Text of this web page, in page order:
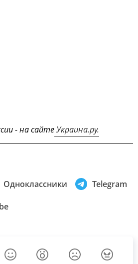
- на сайтеУкраина.ру.
Одноклассники Telegram